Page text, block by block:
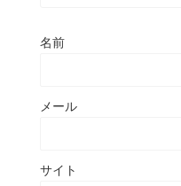
名前
メール
サイト